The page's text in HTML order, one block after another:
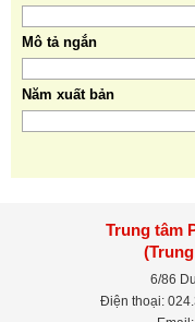
Mô tả ngắn
Năm xuất bản
Trung tâm
6/86
Điện thoại: